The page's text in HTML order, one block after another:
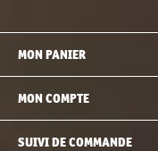
MON PANIER
MON COMPTE
SUIVI DE COMMANDE